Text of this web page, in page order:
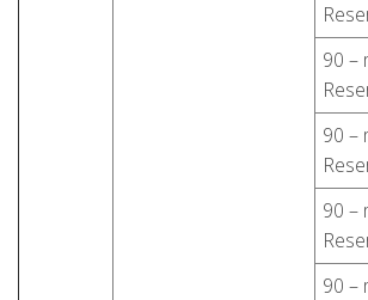
90 –
90 –
90 –
90 –